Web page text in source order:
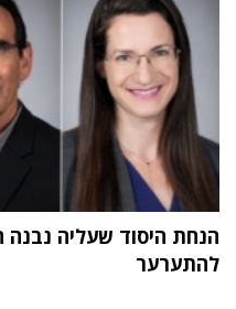
הנחת היסוד שעליה נבנה
להתערער